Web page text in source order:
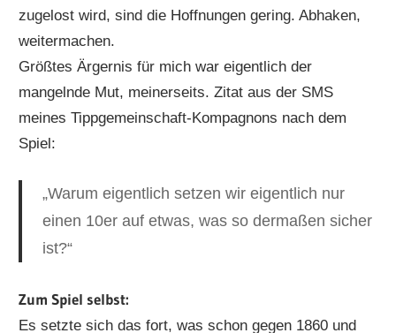
zugelost wird, sind die Hoffnungen gering. Abhaken,
weitermachen.
Größtes Ärgernis für mich war eigentlich der
mangelnde Mut, meinerseits. Zitat aus der SMS
meines Tippgemeinschaft-Kompagnons nach dem
Spiel:
„Warum eigentlich setzen wir eigentlich nur
einen 10er auf etwas, was so dermaßen sicher
ist?“
Zum Spiel selbst:
Es setzte sich das fort, was schon gegen 1860 und